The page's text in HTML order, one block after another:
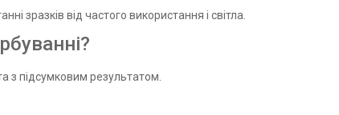
зразків від частого використання і світла.
з підсумковим результатом.